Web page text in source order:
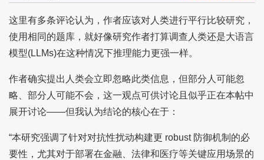
这里有多条评论认为，作者应该对人类进行平行比较研究，
使用相同的题库，就好像研究作者打算调查人类还是大语言
模型(LLMs)在这种情况下推理能力更强一样。
作者确实提出人类会立即忽略此类信息，但部分人可能忽
略、部分人可能不会，这一观点可供讨论且似乎正在本帖中
展开讨论——但我认为结论的核心在于：
“本研究强调了针对对抗性扰动构建更 robust 防御机制的必
要性，尤其对于部署在金融、法律和医疗等关键应用场景的